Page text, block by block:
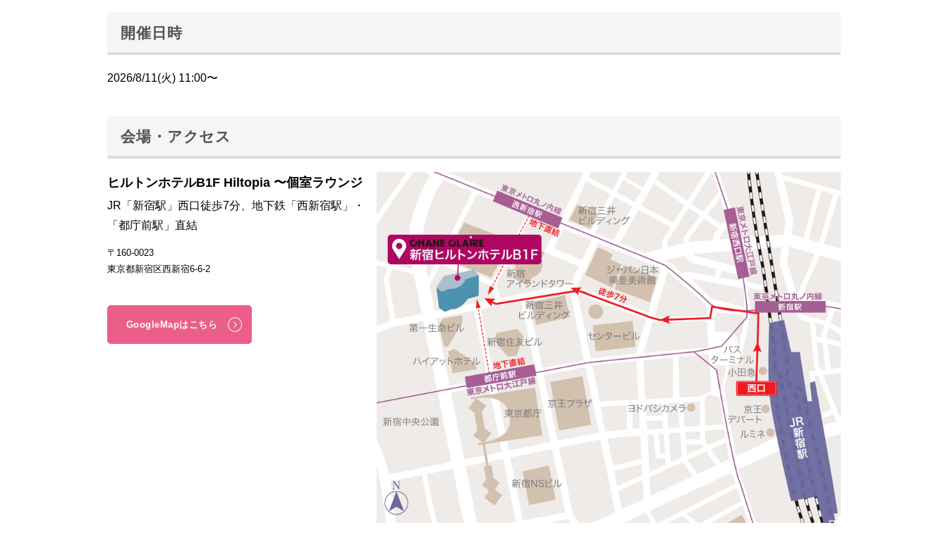
開催日時
2026/8/11(火) 11:00〜
会場・アクセス
ヒルトンホテルB1F Hiltopia 〜個室ラウンジ
JR「新宿駅」西口徒歩7分、地下鉄「西新宿駅」・
「都庁前駅」直結
〒160-0023
東京都新宿区西新宿6-6-2
GoogleMapはこちら